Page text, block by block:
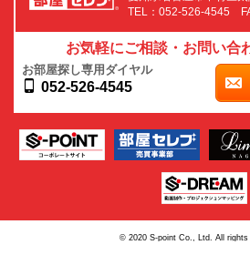
TEL：052-526-4545
お気軽にご相談・お問い合
お部屋探し専用ダイヤル
052-526-4545
© 2020 S-point Co., Ltd. All rights